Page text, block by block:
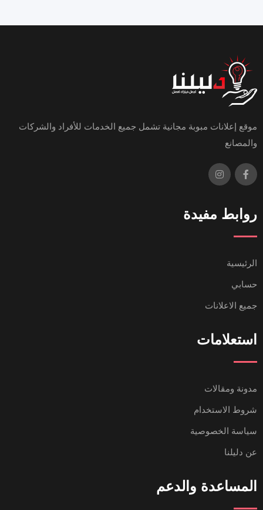
موقع إعلانات مبوبة مجانية تشمل جميع الخدمات للأفراد والشركات
والمصانع
روابط مفيدة
الرئيسية
حسابي
جميع الاعلانات
استعلامات
مدونة ومقالات
شروط الاستخدام
سياسة الخصوصية
عن دليلنا
المساعدة والدعم